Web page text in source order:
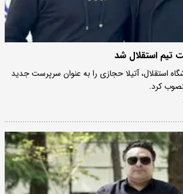
تیم استقلال شد
استقلال، آتیلا حجازی را به عنوان سرپرست جدید
کرد.